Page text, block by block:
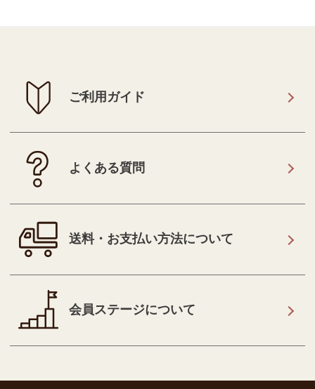
ご利用ガイド
よくある質問
送料・お支払い方法について
会員ステージについて